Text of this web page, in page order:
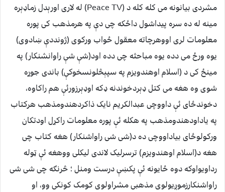
مشردی بیانونه می کله کله د (Peace TV) له لاری اورېدل زماډېره
مینه له ده سره پیداشول داځکه چی دې په هرمذهب کی پوره
معلومات لری اووهرچاته معقول ځواب ورکوی (ژونددې ښادوی)
یوه ورځ می دده یوه مباحثه چی دده اود(شې شې راوانشنکار) په
مینځ کی د (اسلام اوهندویزم په سپېڅلونسخوکې) باندی جوړه
شوی وه هغه می کتل ډېردخوندنه ډکه اوډېرزورئې هم راکاوه،
دخوندځای ئې داووچی عبدالکریم نایک ذاکردهندومذهب هرکتاب
په یاداودهندومذهب په هکله ئې پوره معلومات راکړل اودتکان
ورکولوځای بیاداووچی ده د(شی شی راواشنکار) هغه کتاب چی
هغه د(اسلام اوهندویزم) ترسرلیک لاندی لیکلی ووهغه ئې ټوله
رداویواوکه دوه ځایونه ئې پکښې درست ومنل ؛ څرنګه چی شی شی
راواشنکارزموږیولوی مذهبی مشراولوی کومک کونکی وو، او